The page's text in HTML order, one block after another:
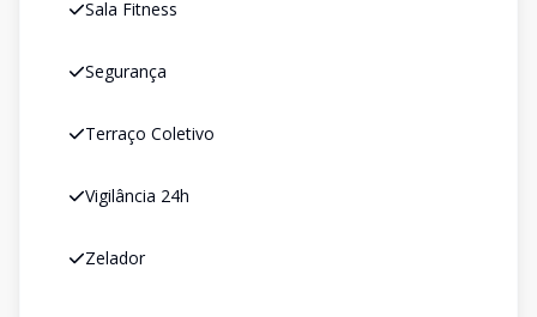
Sala Fitness
Segurança
Terraço Coletivo
Vigilância 24h
Zelador